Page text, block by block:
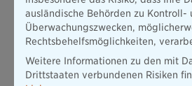
digitalisiert sich und stärkt ihre
anspruchsvollen Marktumfeld. Diese
Finanzressort, das Stabilität gibt,
gleichzeitig Impulse für Innovationen
steht Michael Scheriau“, sagt Prof. Dr.
Aufsichtsratsvorsitzender der
ausländische Behörden zu Kontroll-
Überwachungszwecken,
Rechtsbehelfsmöglichkeiten,
Weitere Informationen zu den mit
Drittstaaten verbundenen Risiken